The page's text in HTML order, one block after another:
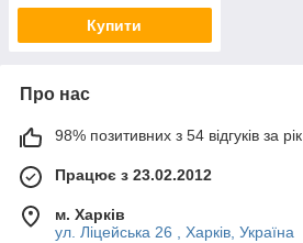
Купити
Про нас
98% позитивних з 54 відгуків за рік
Працює з 23.02.2012
м. Харків
ул. Ліцейська 26 , Харків, Україна